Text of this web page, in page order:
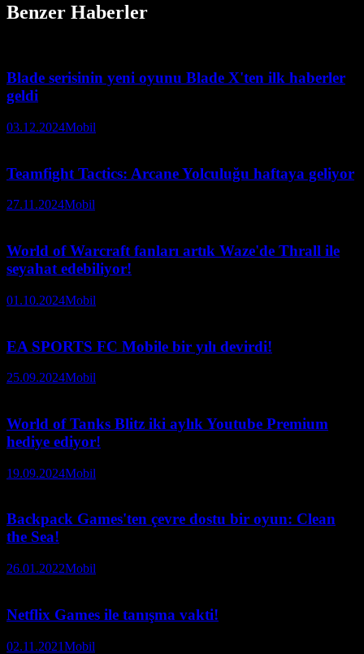
Benzer Haberler
Blade serisinin yeni oyunu Blade X'ten ilk haberler
geldi
03.12.2024Mobil
Teamfight Tactics: Arcane Yolculuğu haftaya geliyor
27.11.2024Mobil
World of Warcraft fanları artık Waze'de Thrall ile
seyahat edebiliyor!
01.10.2024Mobil
EA SPORTS FC Mobile bir yılı devirdi!
25.09.2024Mobil
World of Tanks Blitz iki aylık Youtube Premium
hediye ediyor!
19.09.2024Mobil
Backpack Games'ten çevre dostu bir oyun: Clean
the Sea!
26.01.2022Mobil
Netflix Games ile tanışma vakti!
02.11.2021Mobil